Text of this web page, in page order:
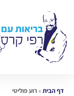
דף הבית»רוע פוליטי